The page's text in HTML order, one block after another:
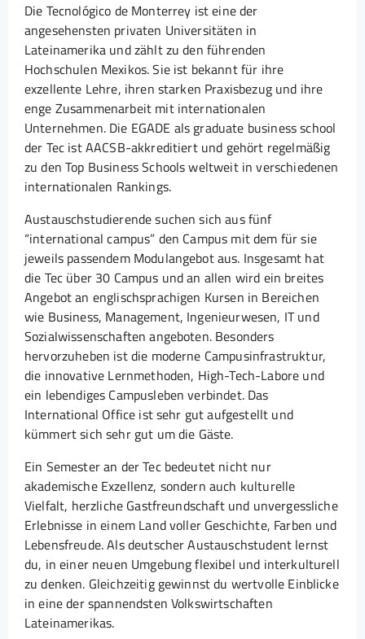
Die Tecnológico de Monterrey ist eine der
angesehensten privaten Universitäten in
Lateinamerika und zählt zu den führenden
Hochschulen Mexikos. Sie ist bekannt für ihre
exzellente Lehre, ihren starken Praxisbezug und ihre
enge Zusammenarbeit mit internationalen
Unternehmen. Die EGADE als graduate business school
der Tec ist AACSB-akkreditiert und gehört regelmäßig
zu den Top Business Schools weltweit in verschiedenen
internationalen Rankings.
Austauschstudierende suchen sich aus fünf
“international campus” den Campus mit dem für sie
jeweils passendem Modulangebot aus. Insgesamt hat
die Tec über 30 Campus und an allen wird ein breites
Angebot an englischsprachigen Kursen in Bereichen
wie Business, Management, Ingenieurwesen, IT und
Sozialwissenschaften angeboten. Besonders
hervorzuheben ist die moderne Campusinfrastruktur,
die innovative Lernmethoden, High-Tech-Labore und
ein lebendiges Campusleben verbindet. Das
International Office ist sehr gut aufgestellt und
kümmert sich sehr gut um die Gäste.
Ein Semester an der Tec bedeutet nicht nur
akademische Exzellenz, sondern auch kulturelle
Vielfalt, herzliche Gastfreundschaft und unvergessliche
Erlebnisse in einem Land voller Geschichte, Farben und
Lebensfreude. Als deutscher Austauschstudent lernst
du, in einer neuen Umgebung flexibel und interkulturell
zu denken. Gleichzeitig gewinnst du wertvolle Einblicke
in eine der spannendsten Volkswirtschaften
Lateinamerikas.